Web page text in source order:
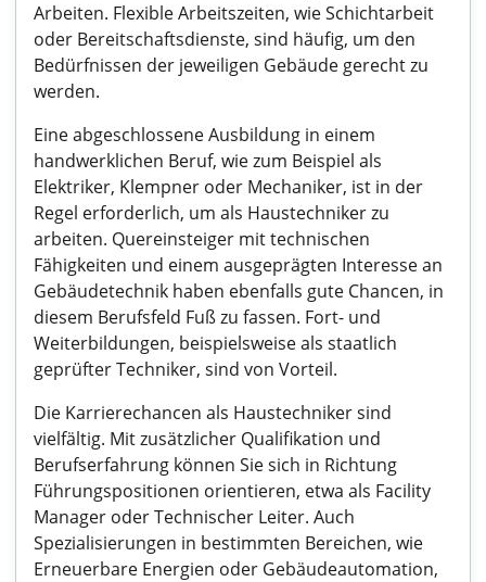
Arbeiten. Flexible Arbeitszeiten, wie Schichtarbeit
oder Bereitschaftsdienste, sind häufig, um den
Bedürfnissen der jeweiligen Gebäude gerecht zu
werden.
Eine abgeschlossene Ausbildung in einem
handwerklichen Beruf, wie zum Beispiel als
Elektriker, Klempner oder Mechaniker, ist in der
Regel erforderlich, um als Haustechniker zu
arbeiten. Quereinsteiger mit technischen
Fähigkeiten und einem ausgeprägten Interesse an
Gebäudetechnik haben ebenfalls gute Chancen, in
diesem Berufsfeld Fuß zu fassen. Fort- und
Weiterbildungen, beispielsweise als staatlich
geprüfter Techniker, sind von Vorteil.
Die Karrierechancen als Haustechniker sind
vielfältig. Mit zusätzlicher Qualifikation und
Berufserfahrung können Sie sich in Richtung
Führungspositionen orientieren, etwa als Facility
Manager oder Technischer Leiter. Auch
Spezialisierungen in bestimmten Bereichen, wie
Erneuerbare Energien oder Gebäudeautomation,